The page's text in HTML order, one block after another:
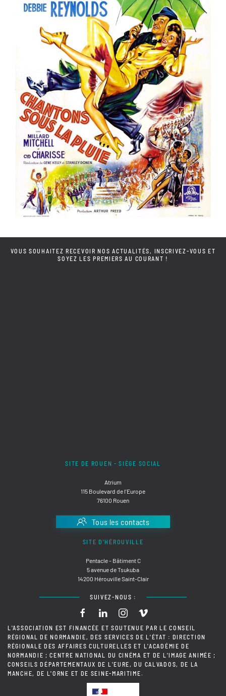
ème
Voir la fiche film
VOUS SOUHAITEZ RECEVOIR NOS ACTUALITÉS, INSCRIVEZ-VOUS ET
SOYEZ LES PREMIERS AU COURANT !
SITE DE ROUEN - SIÈGE SOCIAL
Atrium
115 Boulevard de l'Europe
76100 Rouen
Tous les contacts
SITE D'HÉROUVILLE
Pentacle - Bâtiment C
5 avenue de Tsukuba
14200 Hérouville Saint-Clair
SUIVEZ-NOUS :
L'ASSOCIATION EST FINANCÉE ET SOUTENUE PAR LE CONSEIL
RÉGIONAL DE NORMANDIE, DES SERVICES DE L'ÉTAT : DIRECTION
RÉGIONALE DES AFFAIRES CULTURELLES ET L'ACADÉMIE DE
NORMANDIE ; CENTRE NATIONAL DU CINÉMA ET DE L'IMAGE ANIMÉE ;
CONSEILS DÉPARTEMENTAUX DE L'EURE, DU CALVADOS, DE LA
MANCHE, DE L'ORNE ET DE SEINE-MARITIME.